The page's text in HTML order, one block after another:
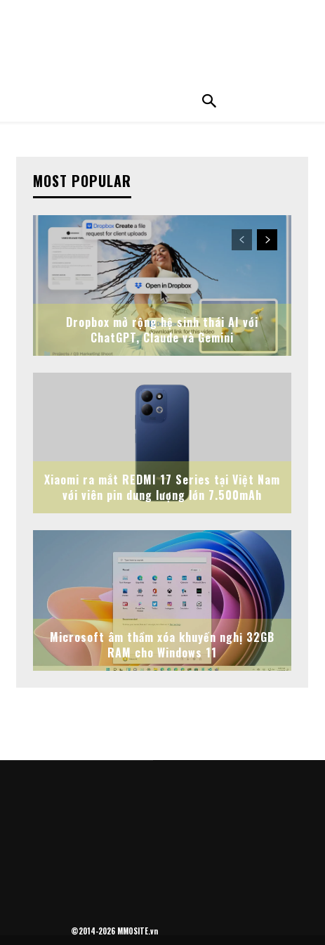
MOST POPULAR
Dropbox mở rộng hệ sinh thái AI với
ChatGPT, Claude và Gemini
Xiaomi ra mắt REDMI 17 Series tại Việt Nam
với viên pin dung lượng lớn 7.500mAh
Microsoft âm thầm xóa khuyến nghị 32GB
RAM cho Windows 11
©2014-2026 MMOSITE.vn